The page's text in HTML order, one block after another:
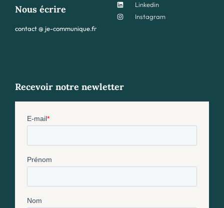
Nous écrire
contact @ je-communique.fr
Linkedin
Instagram
Recevoir notre newletter